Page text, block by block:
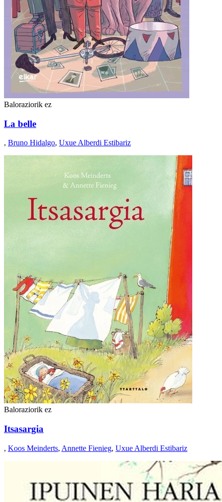
Baloraziorik ez
La belle
, Bruno Hidalgo, Uxue Alberdi Estibariz
Baloraziorik ez
Itsasargia
, Koos Meinderts, Annette Fienieg, Uxue Alberdi Estibariz